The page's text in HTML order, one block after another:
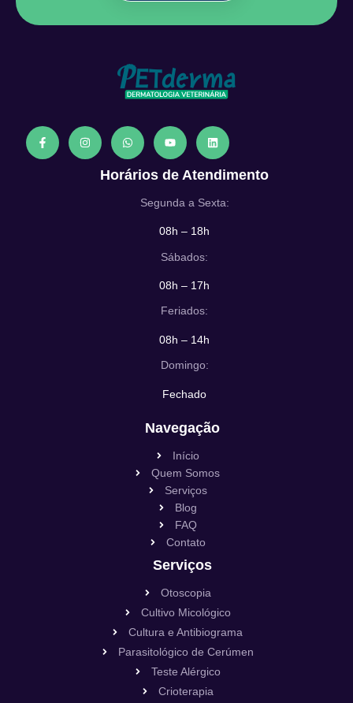
Horários de Atendimento
Segunda a Sexta:
08h – 18h
Sábados:
08h – 17h
Feriados:
08h – 14h
Domingo:
Fechado
Navegação
Início
Quem Somos
Serviços
Blog
FAQ
Contato
Serviços
Otoscopia
Cultivo Micológico
Cultura e Antibiograma
Parasitológico de Cerúmen
Teste Alérgico
Crioterapia